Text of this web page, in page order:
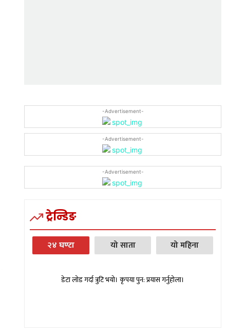
-Advertisement-
-Advertisement-
-Advertisement-
ट्रेन्डिङ
२४ घण्टा यो साता यो महिना
डेटा लोड गर्दा त्रुटि भयो। कृपया पुन: प्रयास गर्नुहोला।